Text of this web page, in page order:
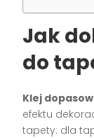
Jak
do
Klej
efektu
tapety: dla